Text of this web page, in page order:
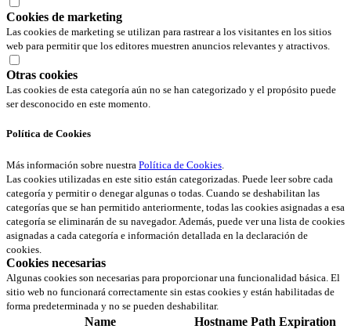
Cookies de marketing
Las cookies de marketing se utilizan para rastrear a los visitantes en los sitios
web para permitir que los editores muestren anuncios relevantes y atractivos.
Otras cookies
Las cookies de esta categoría aún no se han categorizado y el propósito puede
ser desconocido en este momento.
Política de Cookies
Más información sobre nuestra Política de Cookies
Las cookies utilizadas en este sitio están categorizadas. Puede leer sobre cada
categoría y permitir o denegar algunas o todas. Cuando se deshabilitan las
categorías que se han permitido anteriormente, todas las cookies asignadas a esa
categoría se eliminarán de su navegador. Además, puede ver una lista de cookies
asignadas a cada categoría e información detallada en la declaración de
cookies.
Cookies necesarias
Algunas cookies son necesarias para proporcionar una funcionalidad básica. El
sitio web no funcionará correctamente sin estas cookies y están habilitadas de
forma predeterminada y no se pueden deshabilitar.
Name Hostname Path Expiration